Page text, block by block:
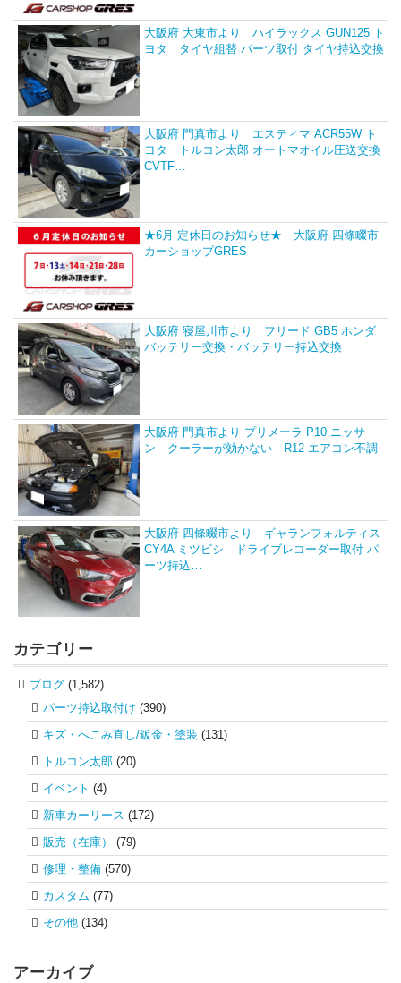
大阪府 大東市より ハイラックス GUN125 ト
ヨタ タイヤ組替 パーツ取付 タイヤ持込交換
大阪府 門真市より エスティマ ACR55W ト
ヨタ トルコン太郎 オートマオイル圧送交換
CVTF…
★6月 定休日のお知らせ★ 大阪府 四條畷市
カーショップGRES
大阪府 寝屋川市より フリード GB5 ホンダ
バッテリー交換・バッテリー持込交換
大阪府 門真市より プリメーラ P10 ニッサ
ン クーラーが効かない R12 エアコン不調
大阪府 四條畷市より ギャランフォルティス
CY4A ミツビシ ドライブレコーダー取付 パ
ーツ持込…
カテゴリー
ブログ (1,582)
パーツ持込取付け (390)
キズ・へこみ直し/鈑金・塗装 (131)
トルコン太郎 (20)
イベント (4)
新車カーリース (172)
販売（在庫）
(79)
修理・整備 (570)
カスタム (77)
その他 (134)
アーカイブ